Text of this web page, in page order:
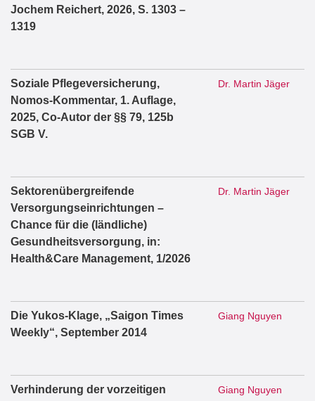
Jochem Reichert, 2026, S. 1303 –
1319
Soziale Pflegeversicherung,
Nomos-Kommentar, 1. Auflage,
2025, Co-Autor der §§ 79, 125b
SGB V.
Dr. Martin Jäger
Sektorenübergreifende
Versorgungseinrichtungen –
Chance für die (ländliche)
Gesundheitsversorgung, in:
Health&Care Management, 1/2026
Dr. Martin Jäger
Die Yukos-Klage, „Saigon Times
Weekly“, September 2014
Giang Nguyen
Verhinderung der vorzeitigen
Giang Nguyen